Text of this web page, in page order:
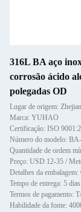
316L BA aço
corrosão ácido
polegadas OD
Lugar de origem:
Marca: YUHAO
Certificação: ISO
Número do modelo:
Quantidade de ordem
Preço: USD 12-35 /
Tempo de entrega: 5
Termos de pagamento:
Habilidade da fonte: